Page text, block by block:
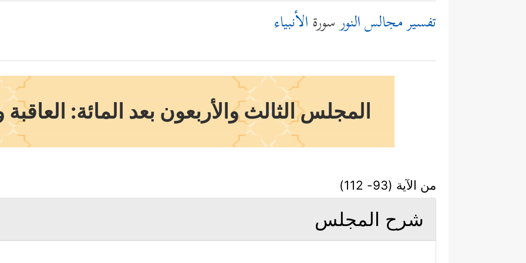
تفسير مجالس النورسورةالأنبياء
المجلس الثالث والأربعون بعد المائة: العاقبة
من الآية (93- 112)
شرح المجلس